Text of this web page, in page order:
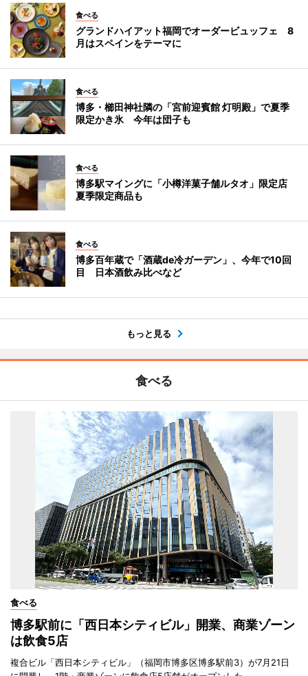
食べる
グランドハイアット福岡でオーダービュッフェ 8
月はスペインをテーマに
食べる
博多・櫛田神社隣の「宮前迎賓館 灯明殿」で夏季
限定かき氷 今年は団子も
食べる
博多駅マイングに「小樽洋菓子舗ルタオ」限定店
夏季限定商品も
食べる
博多百年蔵で「酒蔵de冷ガーデン」、今年で10回
目 日本酒飲み比べなど
もっと見る
食べる
食べる
博多駅前に「西日本シティビル」開業、商業ゾーン
は飲食5店
複合ビル「西日本シティビル」（福岡市博多区博多駅前3）が7月21日